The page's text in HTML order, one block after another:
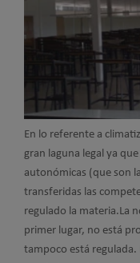
En lo referente a
gran laguna legal ya
autonómicas (que son
transferidas las
regulado la materia.La
primer lugar, no está
tampoco está regulada.